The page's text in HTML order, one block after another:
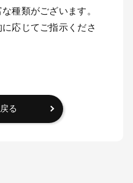
種類がございます。
応じてご指示くださ
る